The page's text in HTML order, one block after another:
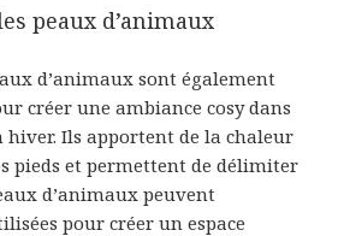
peaux d’animaux
d’animaux sont également
créer une ambiance cosy dans
Ils apportent de la chaleur
pieds et permettent de délimiter
d’animaux peuvent
pour créer un espace